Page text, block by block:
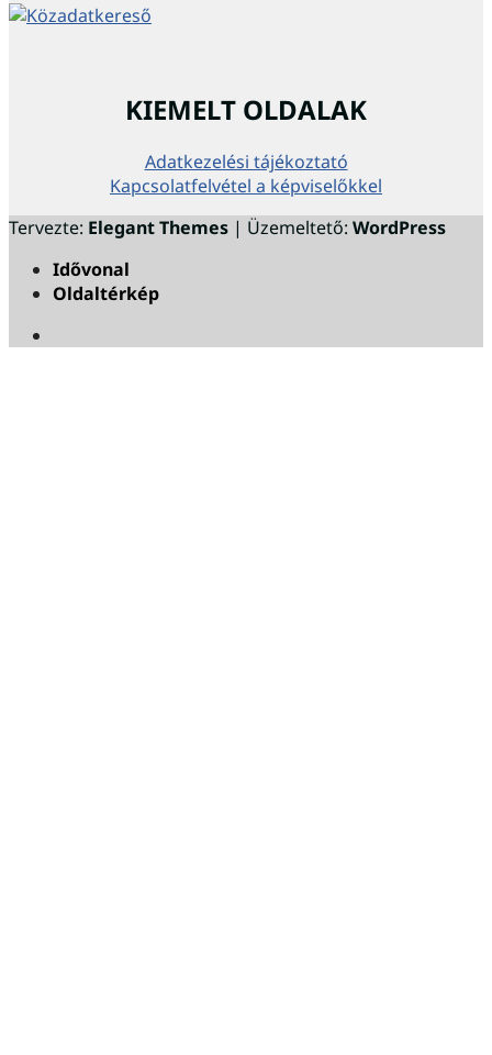
KIEMELT OLDALAK
Adatkezelési tájékoztató
Kapcsolatfelvétel a képviselőkkel
Tervezte: Elegant Themes | Üzemeltető: WordPress
Idővonal
Oldaltérkép